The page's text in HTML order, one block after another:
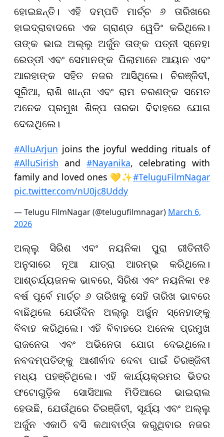
ହୋଇଛନ୍ତି। ଏହି ଦମ୍ପତି ମାର୍ଚ୍ଚ ୬ ତାରିଖରେ
ହାଇଦ୍ରାବାଦରେ ଏକ ଗ୍ରାଣ୍ଡ ୱେଡିଂ କରିଥିଲେ।
ତାଙ୍କ ଭାଇ ଅଲ୍ଲୁ ଅର୍ଜୁନ ତାଙ୍କ ପତ୍ନୀ ସ୍ନେହା
ରେଡ୍ଡୀ ଏବଂ ସେମାନଙ୍କ ପିଲାମାନେ ଆୟାନ ଏବଂ
ଆରହାଙ୍କ ସହିତ ନଜର ଆସିଥିଲେ। ଚିରଞ୍ଜିବୀ,
ସୂରିଆ, ରାଶି ଖାନ୍ନା ଏବଂ ରାମ ଚରଣଙ୍କ ସମେତ
ଅନେକ ପ୍ରମୁଖ ଶିଳ୍ପ ତାରକା ବିବାହରେ ଯୋଗ
ଦେଇଥିଲେ।
#AlluArjun joins the joyful wedding rituals of
#AlluSirish and #Nayanika, celebrating with
family and loved ones 💛✨#TeluguFilmNagar
pic.twitter.com/nU0jc8Uddy
— Telugu FilmNagar (@telugufilmnagar) March 6,
2026
ଅଲ୍ଲୁ ସିରିଶ ଏବଂ ନୟନିକା ପୁରା ରୀତିନୀତି
ଅନୁସାରେ ନୂଆ ଯାତ୍ରା ଆରମ୍ଭ କରିଥିଲେ।
ଆଶ୍ଚର୍ଯ୍ୟଜନକ ଭାବରେ, ସିରିଶ ଏବଂ ନୟନିକା ୧୫
ବର୍ଷ ପୂର୍ବେ ମାର୍ଚ୍ଚ ୬ ତାରିଖକୁ ସେହି ତାରିଖ ଭାବରେ
ବାଛିଥିଲେ ଯେଉଁଦିନ ଅଲ୍ଲୁ ଅର୍ଜୁନ ସ୍ନେହାଙ୍କୁ
ବିବାହ କରିଥିଲେ। ଏହି ବିବାହରେ ଅନେକ ପ୍ରମୁଖ
ରାଜନେତା ଏବଂ ଅଭିନେତା ଯୋଗ ଦେଇଥିଲେ।
ନବଦମ୍ପତିଙ୍କୁ ଆଶୀର୍ବାଦ ଦେବା ପାଇଁ ଚିରଞ୍ଜିବୀ
ମଧ୍ୟ ପହଞ୍ଚିଥିଲେ। ଏହି କାର୍ଯ୍ୟକ୍ରମର ଭିତର
ଫଟୋଗୁଡ଼ିକ ସୋସିଆଲ ମିଡିଆରେ ଭାଇରାଲ
ହେଉଛି, ଯେଉଁଥିରେ ଚିରଞ୍ଜିବୀ, ସୂର୍ଯ୍ୟ ଏବଂ ଅଲ୍ଲୁ
ଅର୍ଜୁନ ଏକାଠି ବସି କଥାବାର୍ତ୍ତା କରୁଥିବାର ନଜର